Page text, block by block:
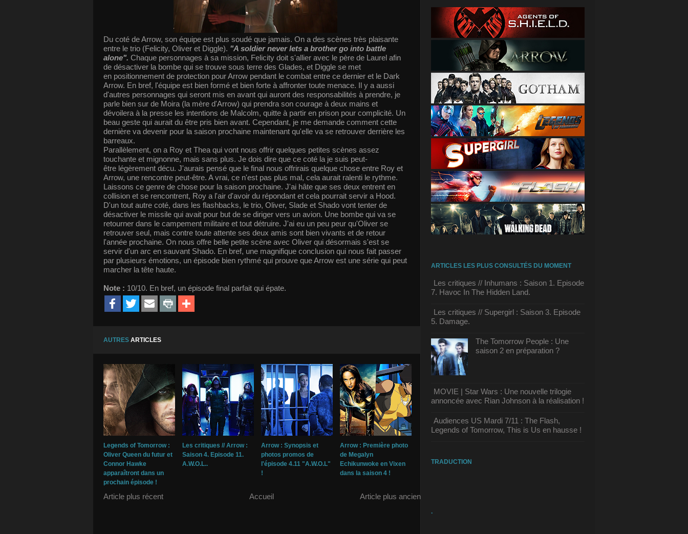
Du coté de Arrow, son équipe est plus soudé que jamais. On a des scènes très plaisante
entre le trio (Felicity, Oliver et Diggle). "A soldier never lets a brother go into battle
alone". Chaque personnages à sa mission, Felicity doit s'allier avec le père de Laurel afin
de désactiver la bombe qui se trouve sous terre des Glades, et Diggle se met
en positionnement de protection pour Arrow pendant le combat entre ce dernier et le Dark
Arrow. En bref, l'équipe est bien formé et bien forte à affronter toute menace. Il y a aussi
d'autres personnages qui seront mis en avant qui auront des responsabilités à prendre, je
parle bien sur de Moira (la mère d'Arrow) qui prendra son courage à deux mains et
dévoilera à la presse les intentions de Malcolm, quitte à partir en prison pour complicité. Un
beau geste qui aurait du être pris bien avant. Cependant, je me demande comment cette
dernière va devenir pour la saison prochaine maintenant qu'elle va se retrouver derrière les
barreaux.
Parallèlement, on a Roy et Thea qui vont nous offrir quelques petites scènes assez
touchante et mignonne, mais sans plus. Je dois dire que ce coté la je suis peut-
être légèrement décu. J'aurais pensé que le final nous offrirais quelque chose entre Roy et
Arrow, une rencontre peut-être. A vrai, ce n'est pas plus mal, cela aurait ralenti le rythme.
Laissons ce genre de chose pour la saison prochaine. J'ai hâte que ses deux entrent en
collision et se rencontrent, Roy a l'air d'avoir du répondant et cela pourrait servir a Hood.
D'un tout autre coté, dans les flashbacks, le trio, Oliver, Slade et Shado vont tenter de
désactiver le missile qui avait pour but de se diriger vers un avion. Une bombe qui va se
retourner dans le campement militaire et tout détruire. J'ai eu un peu peur qu'Oliver se
retrouver seul, mais contre toute attente ses deux amis sont bien vivants et de retour
l'année prochaine. On nous offre belle petite scène avec Oliver qui désormais s'est se
servir d'un arc en sauvant Shado. En bref, une magnifique conclusion qui nous fait passer
par plusieurs émotions, un épisode bien rythmé qui prouve que Arrow est une série qui peut
marcher la tête haute.
Note : 10/10. En bref, un épisode final parfait qui épate.
AUTRES ARTICLES
Legends of Tomorrow :
Oliver Queen du futur et
Connor Hawke
apparaîtront dans un
prochain épisode !
Les critiques // Arrow :
Saison 4. Episode 11.
A.W.O.L..
Arrow : Synopsis et
photos promos de
l'épisode 4.11 "A.W.O.L"
!
Arrow : Première photo
de Megalyn
Echikunwoke en Vixen
dans la saison 4 !
Article plus récent Accueil Article plus ancien
ARTICLES LES PLUS CONSULTÉS DU MOMENT
Les critiques // Inhumans : Saison 1. Episode
7. Havoc In The Hidden Land.
Les critiques // Supergirl : Saison 3. Episode
5. Damage.
The Tomorrow People : Une
saison 2 en préparation ?
MOVIE | Star Wars : Une nouvelle trilogie
annoncée avec Rian Johnson à la réalisation !
Audiences US Mardi 7/11 : The Flash,
Legends of Tomorrow, This is Us en hausse !
TRADUCTION
.